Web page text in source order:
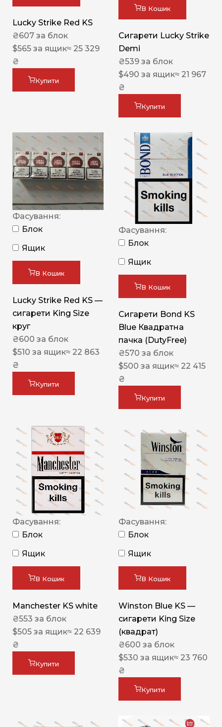
Lucky Strike Red KS
₴607 за блок
$565 за ящик≈ 25 329
₴
Купити
В Кошик
Сигарети Lucky Strike
Demi
₴539 за блок
$490 за ящик≈ 21 967
₴
Купити
Фасування:
Блок
Ящик
В Кошик
Lucky Strike Red KS —
сигарети King Size
круг
₴600 за блок
$510 за ящик≈ 22 863
₴
Купити
Фасування:
Блок
Ящик
В Кошик
Сигарети Bond KS
Blue Квадратна
пачка (DutyFree)
₴570 за блок
$500 за ящик≈ 22 415
₴
Купити
Фасування:
Блок
Ящик
В Кошик
Manchester KS white
₴553 за блок
$505 за ящик≈ 22 639
₴
Купити
Фасування:
Блок
Ящик
В Кошик
Winston Blue KS —
сигарети King Size
(квадрат)
₴600 за блок
$530 за ящик≈ 23 760
₴
Купити